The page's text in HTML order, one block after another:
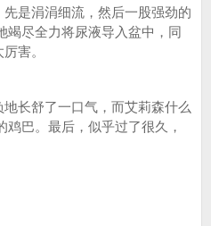
是涓涓细流，然后一股强劲的
竭尽全力将尿液导入盆中，同
害。
长舒了一口气，而艾莉森什么
巴。最后，似乎过了很久，